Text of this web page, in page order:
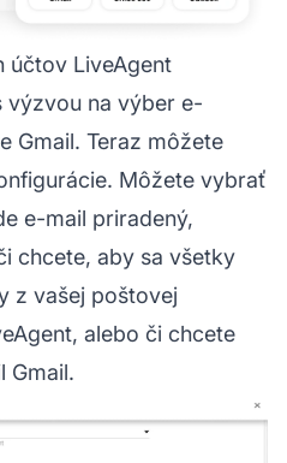
účtov LiveAgent
výzvou na výber e-
Gmail. Teraz môžete
Môžete vybrať
e-mail priradený,
chcete, aby sa všetky
z vašej poštovej
alebo či chcete
Gmail.